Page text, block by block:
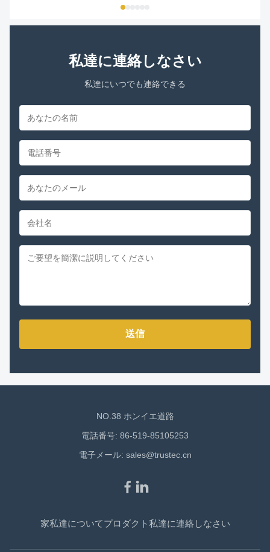
私達に連絡しなさい
私達にいつでも連絡できる
送信
NO.38 ホンイエ道路
電話番号: 86-519-85105253
電子メール: sales@trustec.cn
家私達についてプロダクト 私達に連絡しなさい